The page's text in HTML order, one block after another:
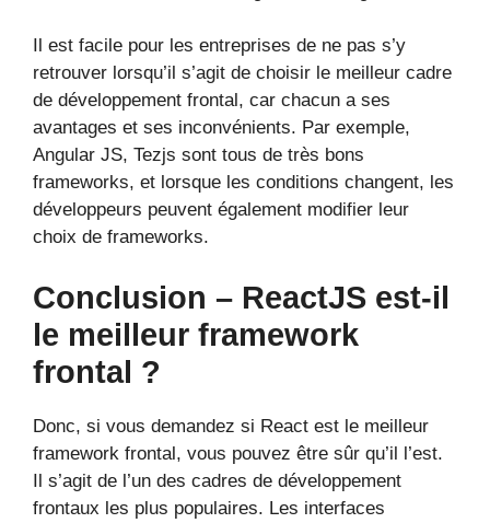
Il est facile pour les entreprises de ne pas s’y
retrouver lorsqu’il s’agit de choisir le meilleur cadre
de développement frontal, car chacun a ses
avantages et ses inconvénients. Par exemple,
Angular JS, Tezjs sont tous de très bons
frameworks, et lorsque les conditions changent, les
développeurs peuvent également modifier leur
choix de frameworks.
Conclusion – ReactJS est-il
le meilleur framework
frontal ?
Donc, si vous demandez si React est le meilleur
framework frontal, vous pouvez être sûr qu’il l’est.
Il s’agit de l’un des cadres de développement
frontaux les plus populaires. Les interfaces